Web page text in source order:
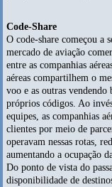
Code-Share
O code-share começou a
mercado de aviação
entre as companhias
aéreas compartilhem o
voo e as outras vendendo
próprios códigos. Ao
equipes, as companhias
clientes por meio de
operavam nessas rotas,
aumentando a ocupação
Do ponto de vista do
disponibilidade de